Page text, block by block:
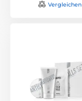
Vergleichen